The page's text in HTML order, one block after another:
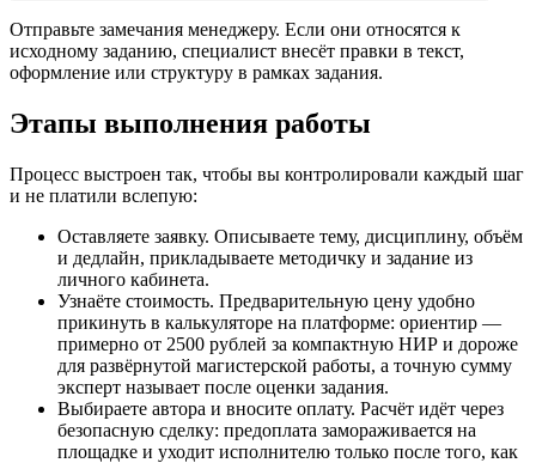
Отправьте замечания менеджеру. Если они относятся к
исходному заданию, специалист внесёт правки в текст,
оформление или структуру в рамках задания.
Этапы выполнения работы
Процесс выстроен так, чтобы вы контролировали каждый шаг
и не платили вслепую:
Оставляете заявку. Описываете тему, дисциплину, объём
и дедлайн, прикладываете методичку и задание из
личного кабинета.
Узнаёте стоимость. Предварительную цену удобно
прикинуть в калькуляторе на платформе: ориентир —
примерно от 2500 рублей за компактную НИР и дороже
для развёрнутой магистерской работы, а точную сумму
эксперт называет после оценки задания.
Выбираете автора и вносите оплату. Расчёт идёт через
безопасную сделку: предоплата замораживается на
площадке и уходит исполнителю только после того, как